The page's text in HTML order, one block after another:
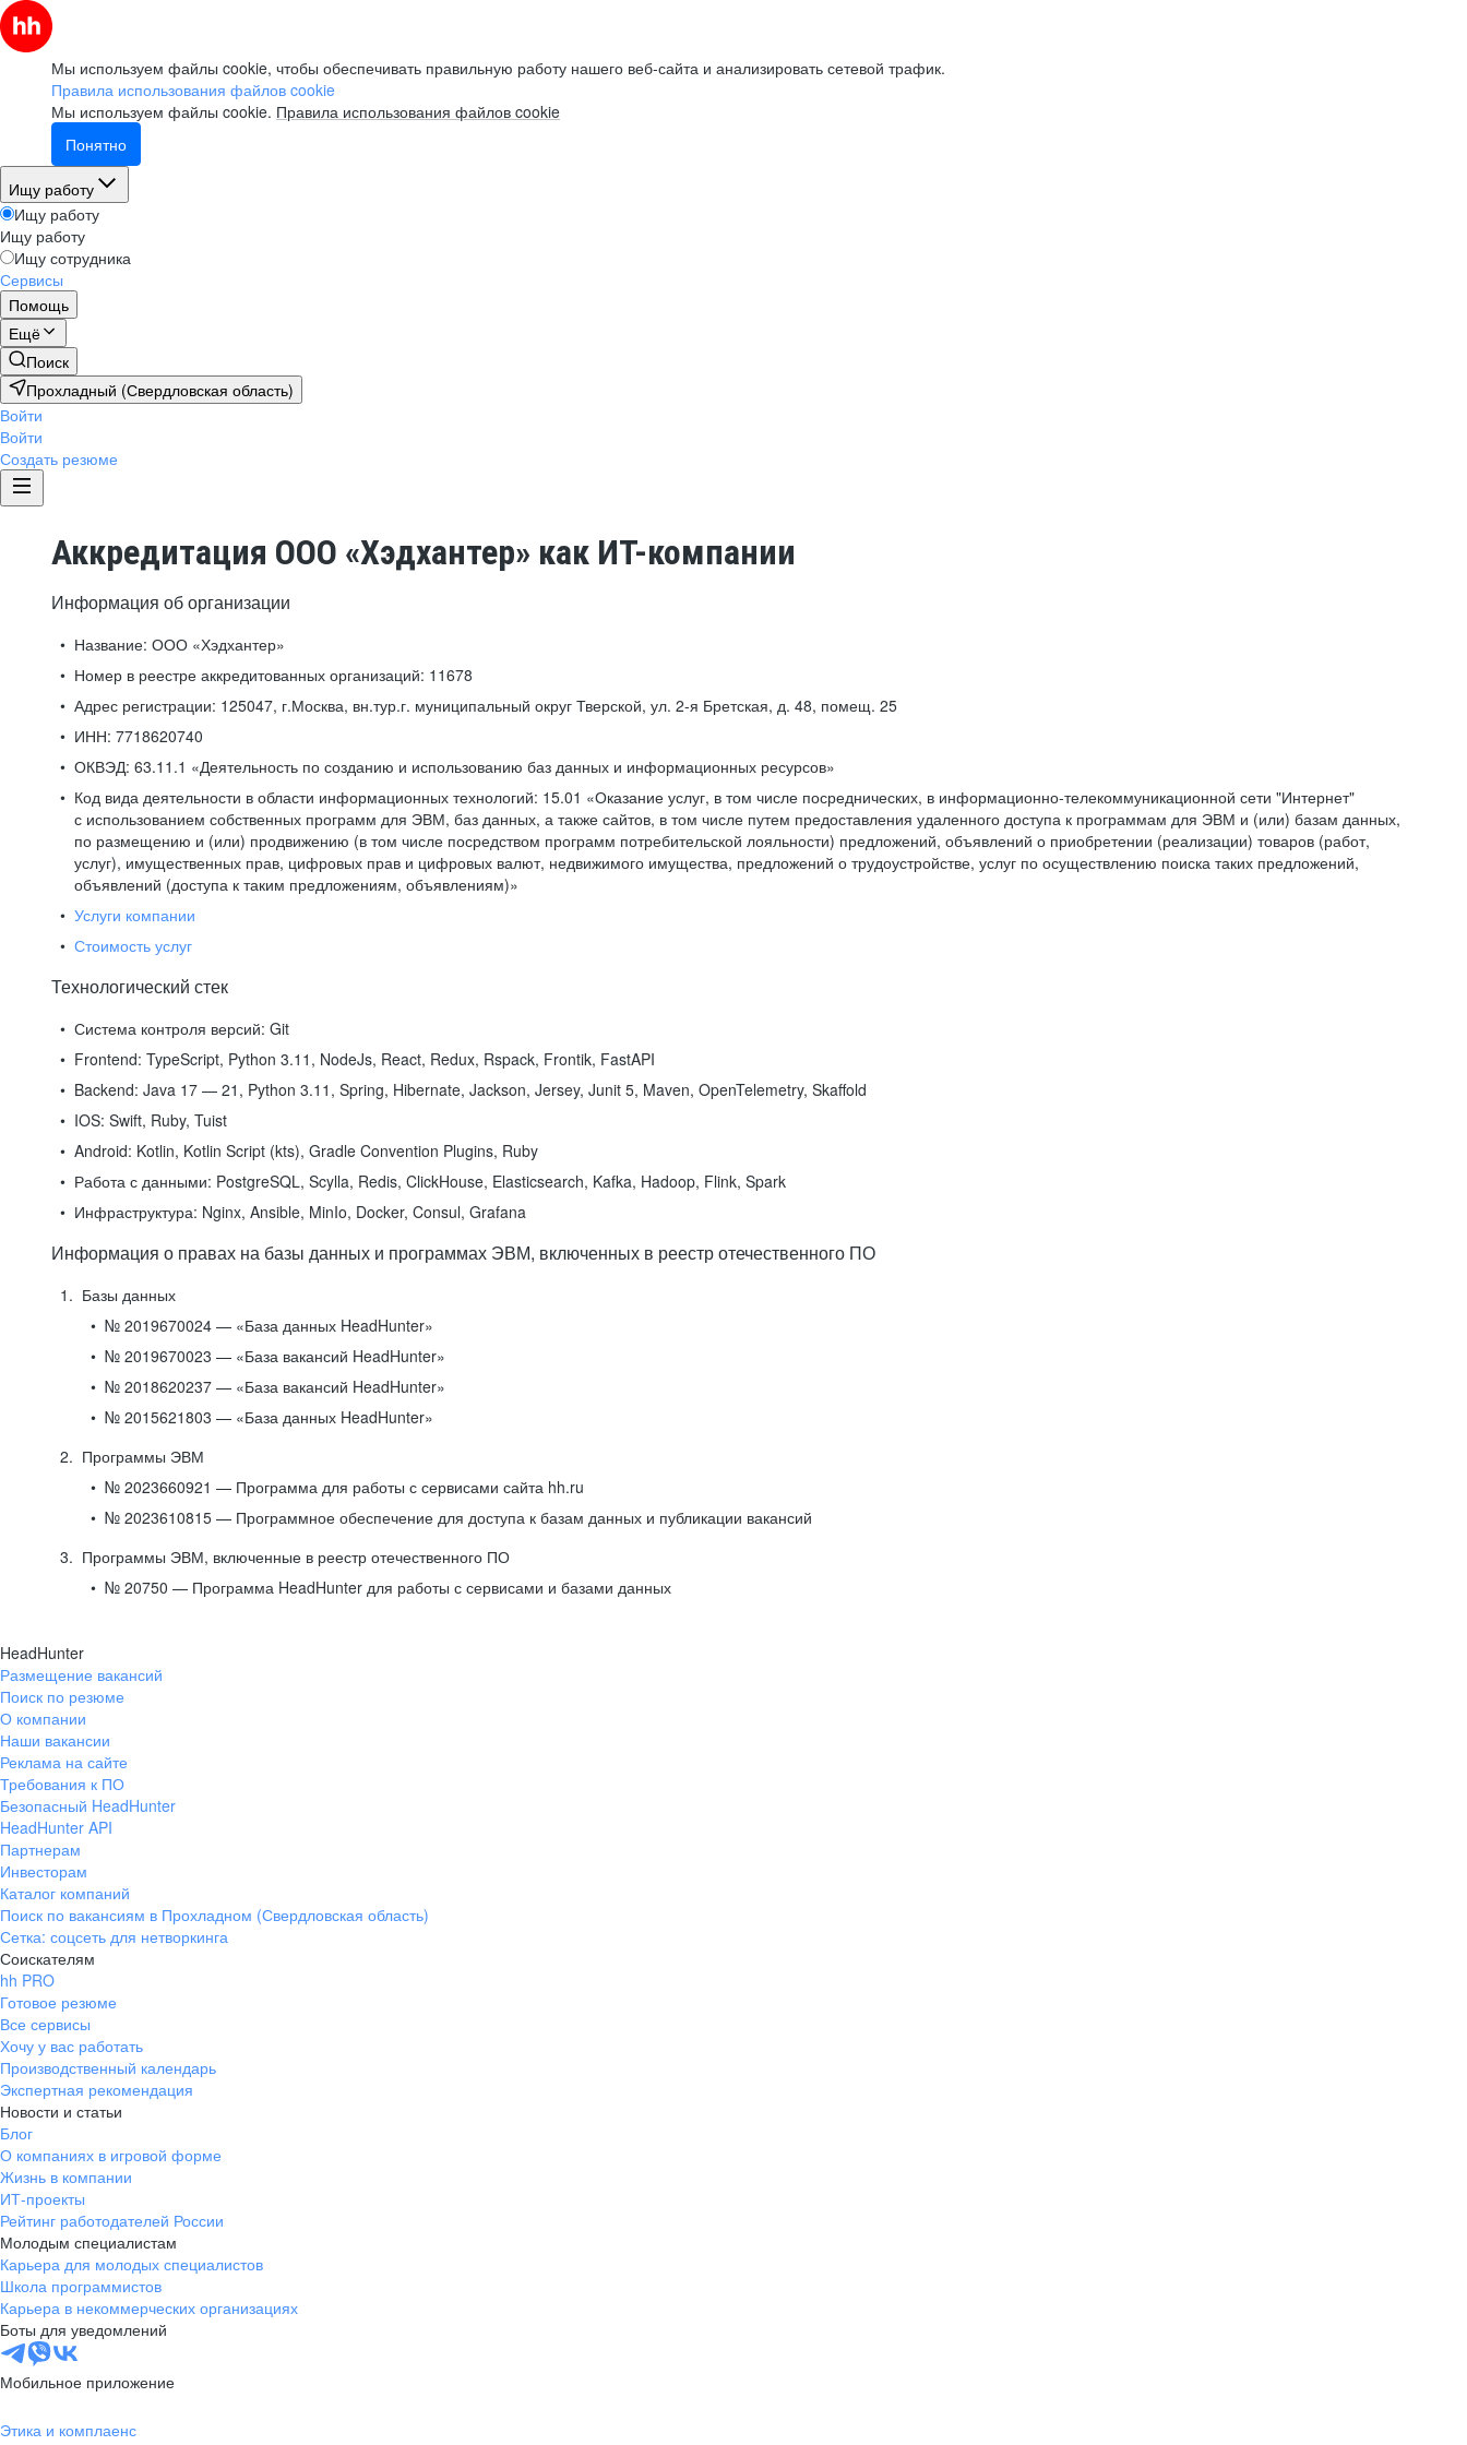
Мы используем файлы cookie, чтобы обеспечивать правильную работу нашего веб-сайта и анализировать сетевой трафик.
Правила использования файлов cookie
Мы используем файлы cookie. Правила использования файлов cookie
Понятно
Ищу работу
Ищу работу
Ищу работу
Ищу сотрудника
Сервисы
Помощь
Ещё
Поиск
Прохладный (Свердловская область)
Войти
Войти
Создать резюме
Аккредитация ООО «Хэдхантер» как ИТ-компании
Информация об организации
Название: ООО «Хэдхантер»
Номер в реестре аккредитованных организаций: 11678
Адрес регистрации: 125047, г.Москва, вн.тур.г. муниципальный округ Тверской, ул. 2-я Бретская, д. 48, помещ. 25
ИНН: 7718620740
ОКВЭД: 63.11.1 «Деятельность по созданию и использованию баз данных и информационных ресурсов»
Код вида деятельности в области информационных технологий: 15.01 «Оказание услуг, в том числе посреднических, в информационно-телекоммуникационной сети "Интернет"
с использованием собственных программ для ЭВМ, баз данных, а также сайтов, в том числе путем предоставления удаленного доступа к программам для ЭВМ и (или) базам данных,
по размещению и (или) продвижению (в том числе посредством программ потребительской лояльности) предложений, объявлений о приобретении (реализации) товаров (работ,
услуг), имущественных прав, цифровых прав и цифровых валют, недвижимого имущества, предложений о трудоустройстве, услуг по осуществлению поиска таких предложений,
объявлений (доступа к таким предложениям, объявлениям)»
Услуги компании
Стоимость услуг
Технологический стек
Система контроля версий: Git
Frontend: TypeScript, Python 3.11, NodeJs, React, Redux, Rspack, Frontik, FastAPI
Backend: Java 17 — 21, Python 3.11, Spring, Hibernate, Jackson, Jersey, Junit 5, Maven, OpenTelemetry, Skaffold
IOS: Swift, Ruby, Tuist
Android: Kotlin, Kotlin Script (kts), Gradle Convention Plugins, Ruby
Работа с данными: PostgreSQL, Scylla, Redis, ClickHouse, Elasticsearch, Kafka, Hadoop, Flink, Spark
Инфраструктура: Nginx, Ansible, MinIo, Docker, Consul, Grafana
Информация о правах на базы данных и программах ЭВМ, включенных в реестр отечественного ПО
Базы данных
№ 2019670024 — «База данных HeadHunter»
№ 2019670023 — «База вакансий HeadHunter»
№ 2018620237 — «База вакансий HeadHunter»
№ 2015621803 — «База данных HeadHunter»
Программы ЭВМ
№ 2023660921 — Программа для работы с сервисами сайта hh.ru
№ 2023610815 — Программное обеспечение для доступа к базам данных и публикации вакансий
Программы ЭВМ, включенные в реестр отечественного ПО
№ 20750 — Программа HeadHunter для работы с сервисами и базами данных
HeadHunter
Размещение вакансий
Поиск по резюме
О компании
Наши вакансии
Реклама на сайте
Требования к ПО
Безопасный HeadHunter
HeadHunter API
Партнерам
Инвесторам
Каталог компаний
Поиск по вакансиям в Прохладном (Свердловская область)
Сетка: соцсеть для нетворкинга
Соискателям
hh PRO
Готовое резюме
Все сервисы
Хочу у вас работать
Производственный календарь
Экспертная рекомендация
Новости и статьи
Блог
О компаниях в игровой форме
Жизнь в компании
ИТ-проекты
Рейтинг работодателей России
Молодым специалистам
Карьера для молодых специалистов
Школа программистов
Карьера в некоммерческих организациях
Боты для уведомлений
Мобильное приложение
Этика и комплаенс